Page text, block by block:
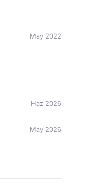
May 2022
Haz 2026
May 2026